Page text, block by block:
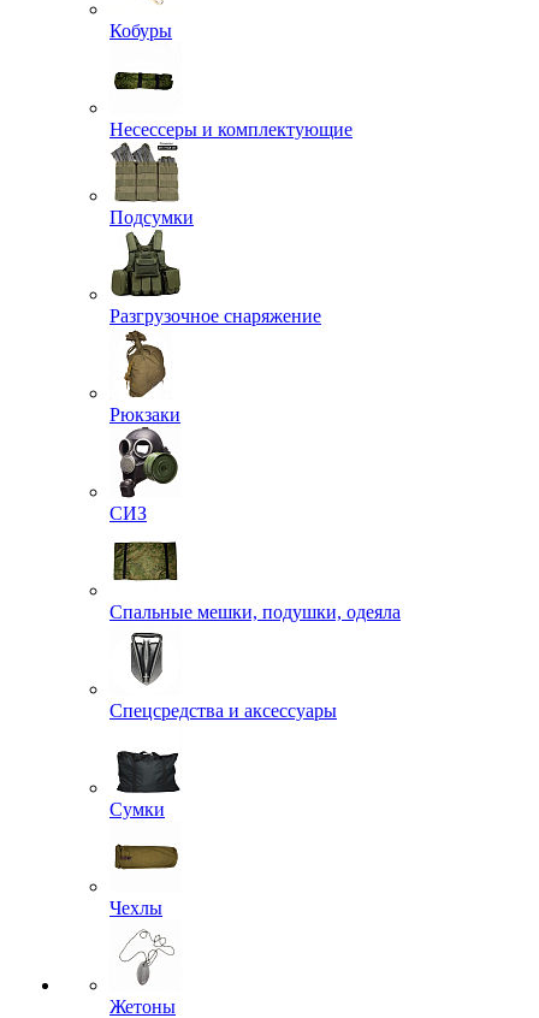
Кобуры
Несессеры и комплектующие
Подсумки
Разгрузочное снаряжение
Рюкзаки
СИЗ
Спальные мешки, подушки, одеяла
Спецсредства и аксессуары
Сумки
Чехлы
Жетоны